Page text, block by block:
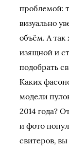
проблемой:
визуально
объём. А так
изящной и
подобрать
Каких
модели
2014 года?
и фото
свитеров,